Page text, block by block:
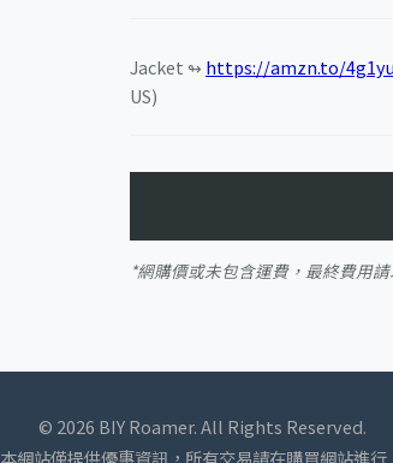
Jacket ↬ https://amzn.to/
US)
*網購價或未包含運費，最終費用
© 2026 BIY Roamer. All Rights Reserved.
本網站僅提供優惠資訊，所有交易請在購買網站進行